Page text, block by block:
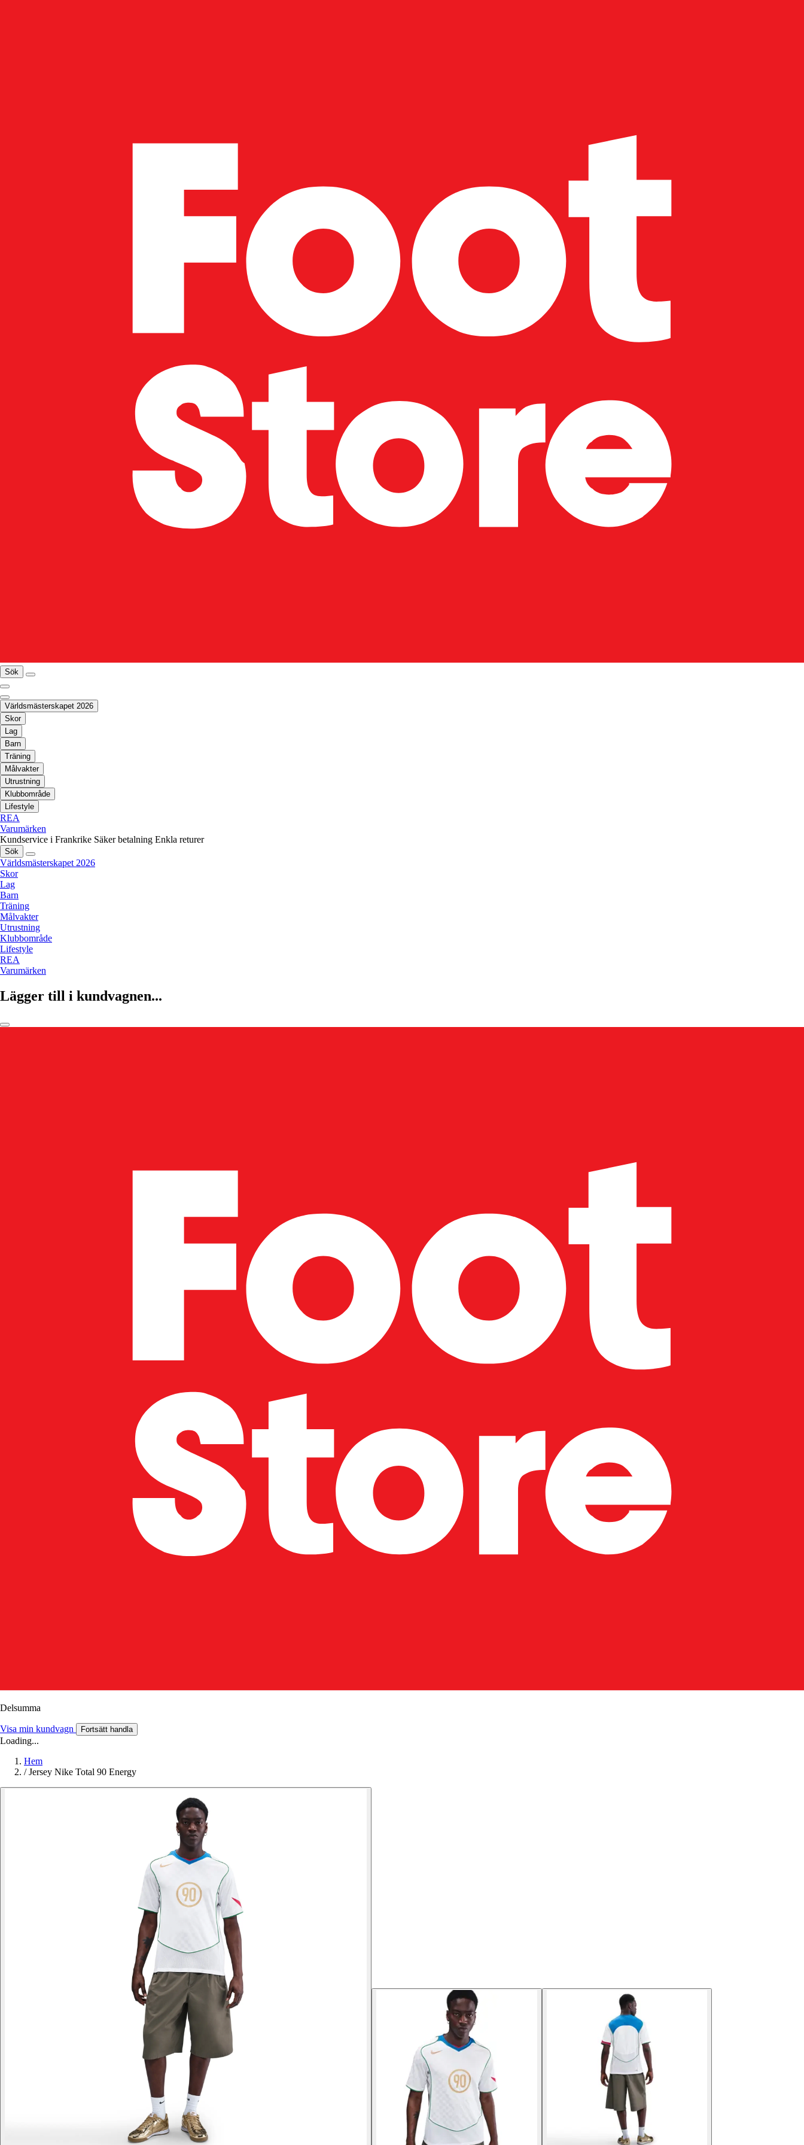
Sök
Världsmästerskapet 2026
Skor
Lag
Barn
Träning
Målvakter
Utrustning
Klubbområde
Lifestyle
REA
Varumärken
Kundservice i Frankrike Säker betalning Enkla returer
Sök
Världsmästerskapet 2026
Skor
Lag
Barn
Träning
Målvakter
Utrustning
Klubbområde
Lifestyle
REA
Varumärken
Lägger till i kundvagnen...
Delsumma
Visa min kundvagn Fortsätt handla
Loading...
Hem
/ Jersey Nike Total 90 Energy